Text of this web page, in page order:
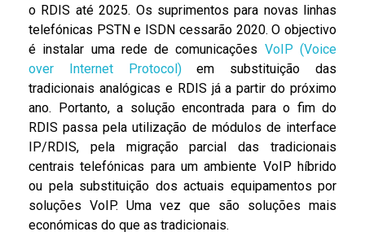
o RDIS até 2025. Os suprimentos para novas linhas
telefónicas PSTN e ISDN cessarão 2020. O objectivo
é instalar uma rede de comunicações VoIP (Voice
over Internet Protocol)em substituição das
tradicionais analógicas e RDIS já a partir do próximo
ano. Portanto, a solução encontrada para o fim do
RDIS passa pela utilização de módulos de interface
IP/RDIS, pela migração parcial das tradicionais
centrais telefónicas para um ambiente VoIP híbrido
ou pela substituição dos actuais equipamentos por
soluções VoIP. Uma vez que são soluções mais
económicas do que as tradicionais.